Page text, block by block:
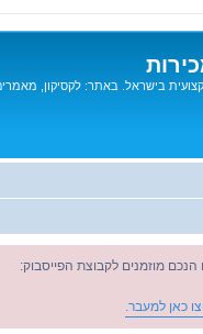
בישראל. באתר: לקסיקון,
הנכם מוזמנים לקבוצת הפייסבוק:
כאן למעבר.